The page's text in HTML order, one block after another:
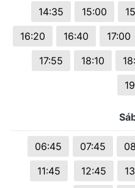
14:35
15:00
16:20
16:40 17:00
17:55
18:10
06:45 07:45
11:45
12:45